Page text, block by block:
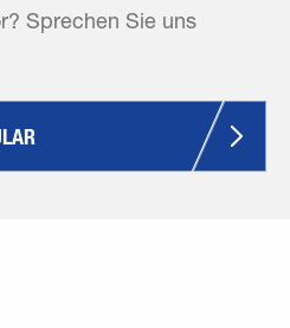
Sprechen Sie uns